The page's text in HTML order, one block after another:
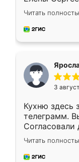
короткие
для замера
предложил
Читать
3
Кухню здесь
телеграмм.
Согласовали
недели
довольны
мебель за
Читать